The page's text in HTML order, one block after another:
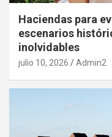
Haciendas para
escenarios
inolvidables
julio 10, 2026 Admin2